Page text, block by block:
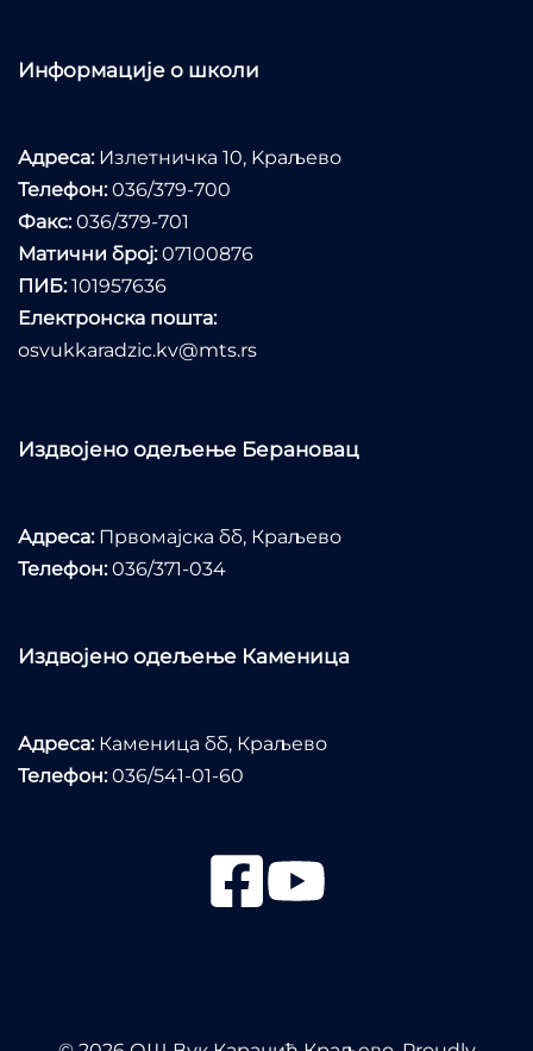
Информације о школи
Адреса:Излетничка 10, Kраљево
Телефон:036/379-700
Факс:036/379-701
Матични број:07100876
ПИБ:101957636
Електронска пошта:
osvukkaradzic.kv@mts.rs
Издвојено одељење Берановац
Адреса:Првомајска бб, Краљево
Телефон:036/371-034
Издвојено одељење Каменица
Адреса:Каменица бб, Краљево
Телефон:036/541-01-60